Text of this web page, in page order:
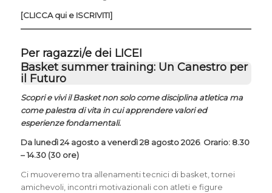
[CLICCA qui e ISCRIVITI]
Per ragazzi/e dei LICEI
Basket summer training: Un Canestro per
il Futuro
Scopri e vivi il Basket non solo come disciplina atletica ma
come palestra di vita in cui apprendere valori ed
esperienze fondamentali.
Da lunedì 24 agosto a venerdì 28 agosto 2026. Orario: 8.30
– 14.30 (30 ore)
Ci muoveremo tra allenamenti tecnici di basket, tornei
amichevoli, incontri motivazionali con atleti e figure